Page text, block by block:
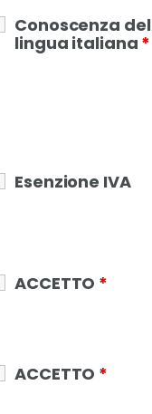
Conoscenza
lingua italiana *
Esenzione IVA
ACCETTO *
ACCETTO *